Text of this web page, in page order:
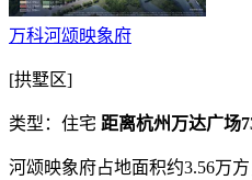
万科河颂映象府
[拱墅区]
类型：住宅 距离杭州万达广场
河颂映象府占地面积约3.56万